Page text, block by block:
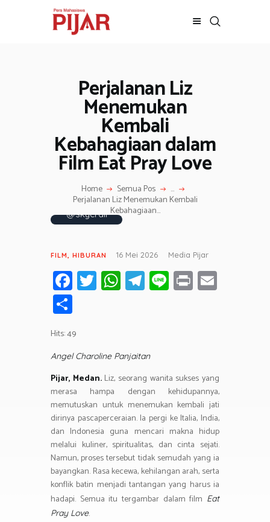
Perjalanan Liz
Menemukan
Kembali
Kebahagiaan dalam
Film Eat Pray Love
Home Semua Pos ...
Perjalanan Liz Menemukan Kembali
Kebahagiaan...
Sumber Foto:
Pinterest
@skycraii
FILM, HIBURAN 16 Mei 2026 Media Pijar
Fa
ce
o
ok
T
wi
W
h
A
p
p
T
el
a
m
Li
n
Pr
in
h
ar
e
Hits: 49
Angel Charoline Panjaitan
Pijar, Medan. Liz, seorang wanita sukses yang
merasa hampa dengan kehidupannya,
memutuskan untuk menemukan kembali jati
dirinya pascaperceraian. Ia pergi ke Italia, India,
dan Indonesia guna mencari makna hidup
melalui kuliner, spiritualitas, dan cinta sejati.
Namun, proses tersebut tidak semudah yang ia
bayangkan. Rasa kecewa, kehilangan arah, serta
konflik batin menjadi tantangan yang harus ia
hadapi. Semua itu tergambar dalam film Eat
Pray Love.